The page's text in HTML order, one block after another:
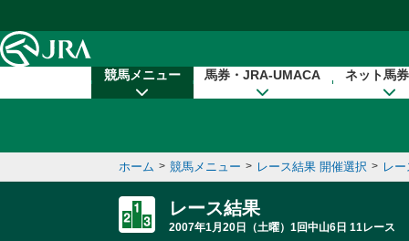
競馬メニュー 馬券・JRA-UMACA ネット馬
ホーム > 競馬メニュー > レース結果 開催選択 > レ
レース結果
2007年1月20日（土曜）1回中山6日 11レース